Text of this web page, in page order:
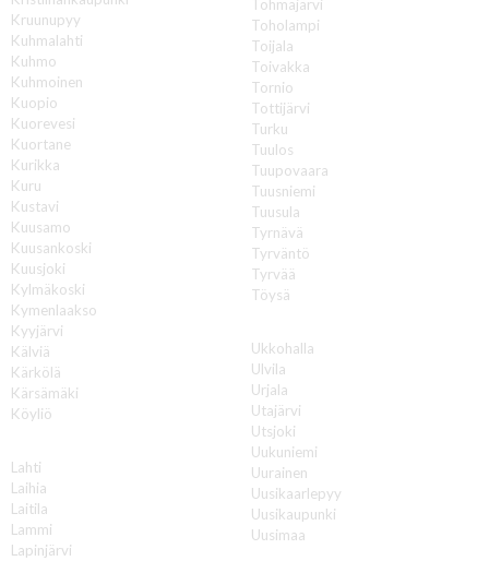
Kruunupyy
Kuhmalahti
Kuhmo
Kuhmoinen
Kuopio
Kuorevesi
Kuortane
Kurikka
Kuru
Kustavi
Kuusamo
Kuusankoski
Kuusjoki
Kylmäkoski
Kymenlaakso
Kyyjärvi
Kälviä
Kärkölä
Kärsämäki
Köyliö
Lahti
Laihia
Laitila
Lammi
Lapinjärvi
Tohmajärvi
Toholampi
Toijala
Toivakka
Tornio
Tottijärvi
Turku
Tuulos
Tuupovaara
Tuusniemi
Tuusula
Tyrnävä
Tyrväntö
Tyrvää
Töysä
Ukkohalla
Ulvila
Urjala
Utajärvi
Utsjoki
Uukuniemi
Uurainen
Uusikaarlepyy
Uusikaupunki
Uusimaa